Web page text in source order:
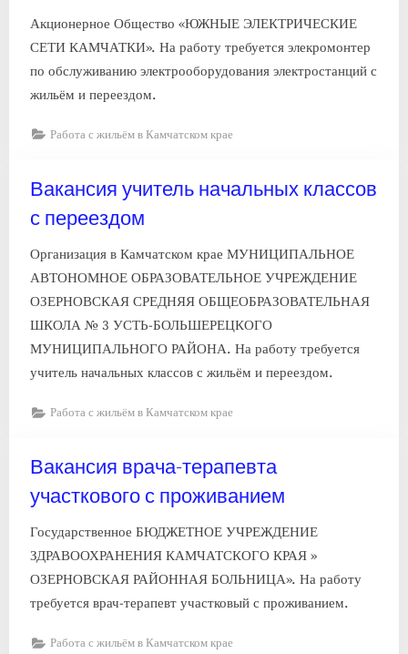
Акционерное Общество «ЮЖНЫЕ ЭЛЕКТРИЧЕСКИЕ
СЕТИ КАМЧАТКИ». На работу требуется элекромонтер
по обслуживанию электрооборудования электростанций с
жильём и переездом.
Работа с жильём в Камчатском крае
Вакансия учитель начальных классов
с переездом
Организация в Камчатском крае МУНИЦИПАЛЬНОЕ
АВТОНОМНОЕ ОБРАЗОВАТЕЛЬНОЕ УЧРЕЖДЕНИЕ
ОЗЕРНОВСКАЯ СРЕДНЯЯ ОБЩЕОБРАЗОВАТЕЛЬНАЯ
ШКОЛА № 3 УСТЬ-БОЛЬШЕРЕЦКОГО
МУНИЦИПАЛЬНОГО РАЙОНА. На работу требуется
учитель начальных классов с жильём и переездом.
Работа с жильём в Камчатском крае
Вакансия врача-терапевта
участкового с проживанием
Государственное БЮДЖЕТНОЕ УЧРЕЖДЕНИЕ
ЗДРАВООХРАНЕНИЯ КАМЧАТСКОГО КРАЯ »
ОЗЕРНОВСКАЯ РАЙОННАЯ БОЛЬНИЦА». На работу
требуется врач-терапевт участковый с проживанием.
Работа с жильём в Камчатском крае